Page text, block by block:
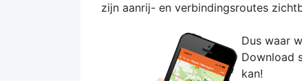
zijn aanrij- en verbindingsroutes
Dus waar
Download
kan!